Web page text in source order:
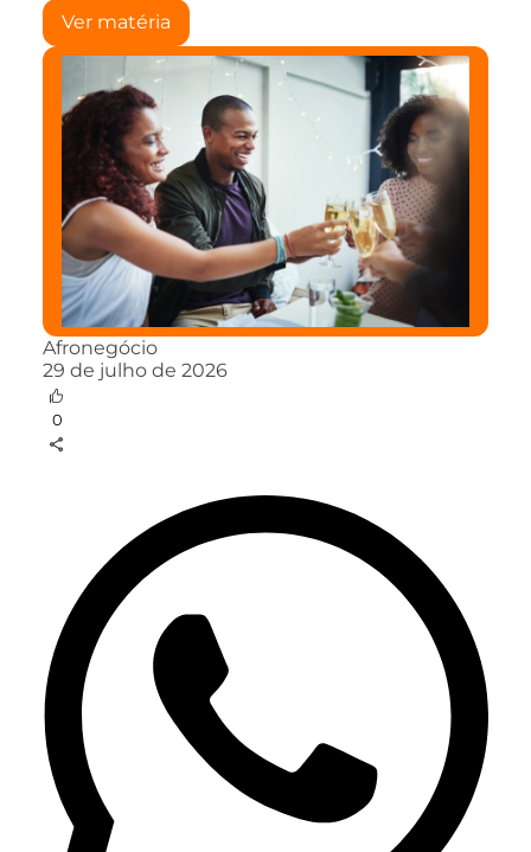
Ver matéria
Afronegócio
29 de julho de 2026
0